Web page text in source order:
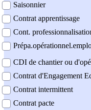
Saisonnier
Contrat apprentissage
Cont.
CDI de chantier ou
Contrat d'Engagement
Contrat intermittent
Contrat pacte